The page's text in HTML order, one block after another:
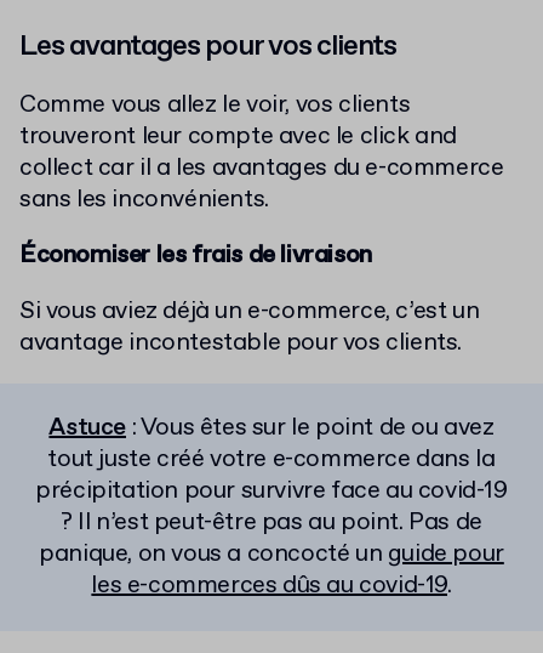
Les avantages pour vos clients
Comme vous allez le voir, vos clients
trouveront leur compte avec le click and
collect car il a les avantages du e-commerce
sans les inconvénients.
Économiser les frais de livraison
Si vous aviez déjà un e-commerce, c’est un
avantage incontestable pour vos clients.
Astuce : Vous êtes sur le point de ou avez
tout juste créé votre e-commerce dans la
précipitation pour survivre face au covid-19
? Il n’est peut-être pas au point. Pas de
panique, on vous a concocté un guide pour
les e-commerces dûs au covid-19.